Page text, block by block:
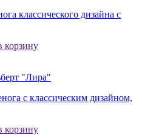
классического дизайна с
корзину
"Лира"
с классическим дизайном,
корзину